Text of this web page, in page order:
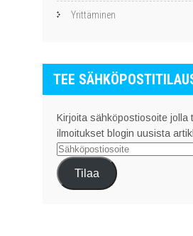
Yrittäminen
TEE
Kirjoita sähköpostiosoite jolla
ilmoitukset blogin uusista
Sähköpostiosoite
Tilaa